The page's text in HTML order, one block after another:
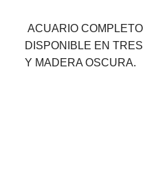
ACUARIO
DISPONIBLE EN
Y MADERA OSCURA.